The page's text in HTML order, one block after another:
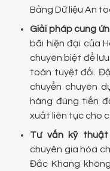
Bảng Dữ liệu An
Giải pháp cung
bãi hiện đại của
chuyên biệt để
toàn tuyệt đối.
chuyển chuyên
hàng đúng tiến
xuất liên tục cho
Tư vấn kỹ
chuyên gia hóa
Đắc Khang